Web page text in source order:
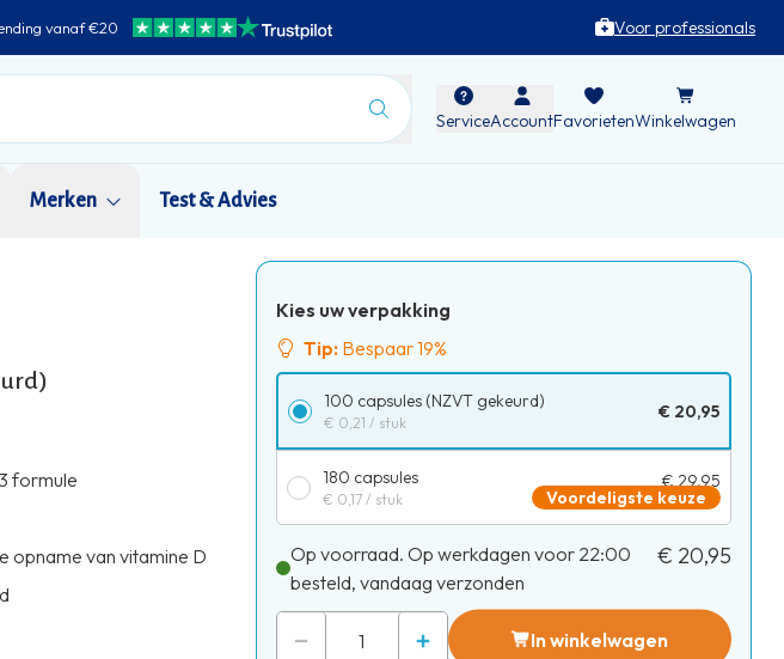
vanaf €20 Voor professionals
ServiceAccountFavorietenWinkelwagen
Merken Test & Advies
formule
opname van vitamine D
Kies uw verpakking
Tip:Bespaar 19%
100 capsules (NZVT gekeurd)
€ 0,21 / stuk
€ 20,95
180 capsules
€ 0,17 / stuk
€ 29,95
Voordeligste keuze
Op voorraad. Op werkdagen voor 22:00
besteld, vandaag verzonden
€ 20,95
In winkelwagen